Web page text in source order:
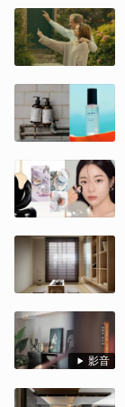
影音